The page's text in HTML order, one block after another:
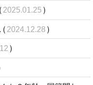
2025.01.25 )
( 2024.12.28 )
)